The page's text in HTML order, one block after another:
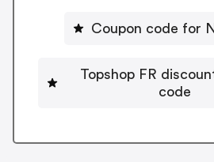
Coupon code for
Topshop FR
code